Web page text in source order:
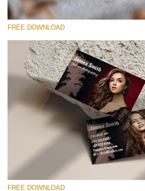
Prosím vyberte
Free Template #9
Wedding Photography Templates
Stažení zdarma
FREE DOWNLOAD
FREE DOWNLOAD